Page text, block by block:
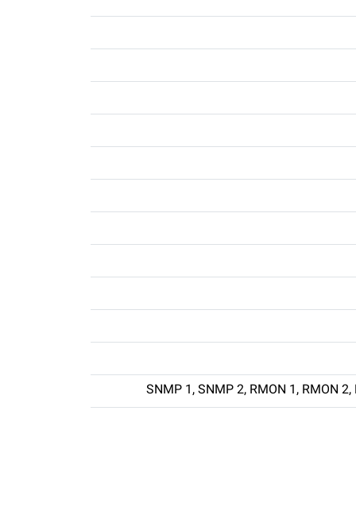
SNMP 1, SNMP 2, RMON 1, RMON